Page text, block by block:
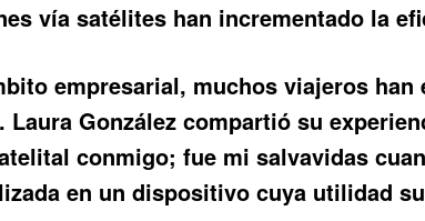
vía satélites han incrementado la
empresarial, muchos viajeros
Laura González compartió su
conmigo; fue mi salvavidas
en un dispositivo cuya utilidad